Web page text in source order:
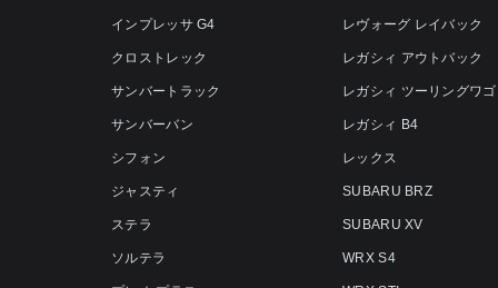
インプレッサ G4
クロストレック
サンバートラック
サンバーバン
シフォン
ジャスティ
ステラ
ソルテラ
レヴォーグ レイバック
レガシィ アウトバック
レガシィ ツーリングワ
レガシィ B4
レックス
SUBARU BRZ
SUBARU XV
WRX S4